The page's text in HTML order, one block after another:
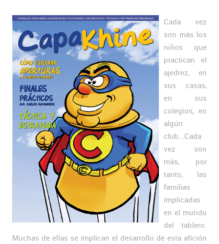
Cada vez
son más los
niños que
practican el
ajedrez, en
sus casas,
en sus
colegios, en
algún
club...Cada
vez son
más, por
tanto, las
familias
implicadas
en el mundo
del tablero.
Muchas de ellas se implican el desarrollo de esta afición